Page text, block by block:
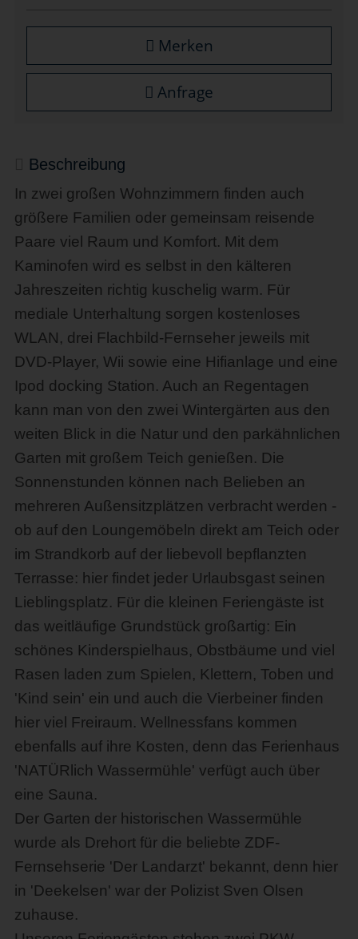
Merken
Anfrage
Beschreibung
In zwei großen Wohnzimmern finden auch
größere Familien oder gemeinsam reisende
Paare viel Raum und Komfort. Mit dem
Kaminofen wird es selbst in den kälteren
Jahreszeiten richtig kuschelig warm. Für
mediale Unterhaltung sorgen kostenloses
WLAN, drei Flachbild-Fernseher jeweils mit
DVD-Player, Wii sowie eine Hifianlage und eine
Ipod docking Station. Auch an Regentagen
kann man von den zwei Wintergärten aus den
weiten Blick in die Natur und den parkähnlichen
Garten mit großem Teich genießen. Die
Sonnenstunden können nach Belieben an
mehreren Außensitzplätzen verbracht werden -
ob auf den Loungemöbeln direkt am Teich oder
im Strandkorb auf der liebevoll bepflanzten
Terrasse: hier findet jeder Urlaubsgast seinen
Lieblingsplatz. Für die kleinen Feriengäste ist
das weitläufige Grundstück großartig: Ein
schönes Kinderspielhaus, Obstbäume und viel
Rasen laden zum Spielen, Klettern, Toben und
'Kind sein' ein und auch die Vierbeiner finden
hier viel Freiraum. Wellnessfans kommen
ebenfalls auf ihre Kosten, denn das Ferienhaus
'NATÜRlich Wassermühle' verfügt auch über
eine Sauna.
Der Garten der historischen Wassermühle
wurde als Drehort für die beliebte ZDF-
Fernsehserie 'Der Landarzt' bekannt, denn hier
in 'Deekelsen' war der Polizist Sven Olsen
zuhause.